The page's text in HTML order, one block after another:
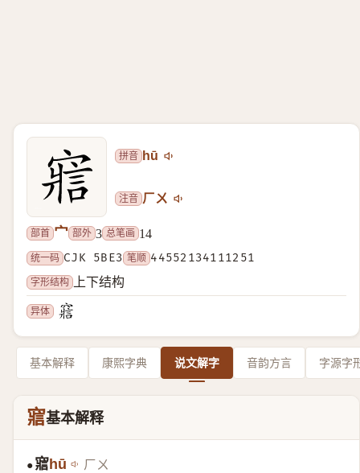
拼音 hū
注音 ㄏㄨ
部首 宀 部外 3 总笔画 14
统一码 CJK 5BE3 笔顺 44552134111251
字形结构
上下结构
异体
基本解释 康熙字典 说文解字 音韵方言 字源字
寣基本解释
● 寣hū ㄏㄨ